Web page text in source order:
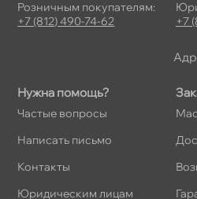
Нужна помощь?
Частые вопросы
Написать письмо
Контакты
Юридическим лицам
Розничным покупателям:
+7 (812) 490-74-62
+7